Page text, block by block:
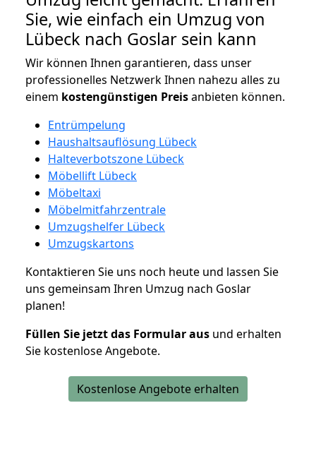
Sie, wie einfach ein Umzug von
Lübeck nach Goslar sein kann
Wir können Ihnen garantieren, dass unser
professionelles Netzwerk Ihnen nahezu alles zu
einem kostengünstigen Preisanbieten können.
Entrümpelung
Haushaltsauflösung Lübeck
Halteverbotszone Lübeck
Möbellift Lübeck
Möbeltaxi
Möbelmitfahrzentrale
Umzugshelfer Lübeck
Umzugskartons
Kontaktieren Sie uns noch heute und lassen Sie
uns gemeinsam Ihren Umzug nach Goslar
planen!
Füllen Sie jetzt das Formular aus und erhalten
Sie kostenlose Angebote.
Kostenlose Angebote erhalten